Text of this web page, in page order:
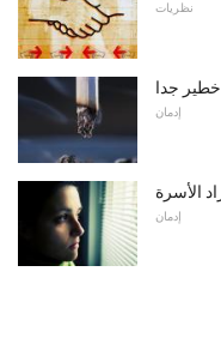
نظريات
خطير جدا
إدمان
الأسرة
إدمان